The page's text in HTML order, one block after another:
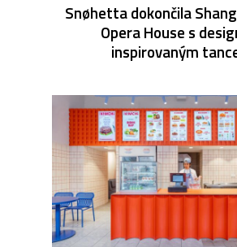
Snøhetta dokončila
Opera House s
inspirovaným